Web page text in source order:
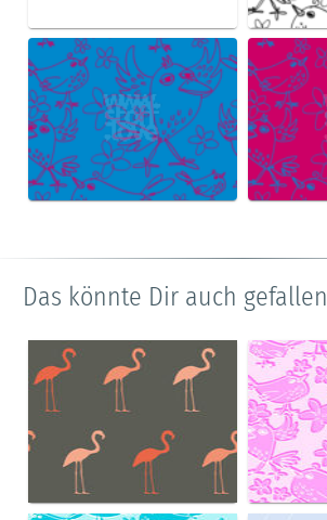
Das könnte Dir auch gefallen